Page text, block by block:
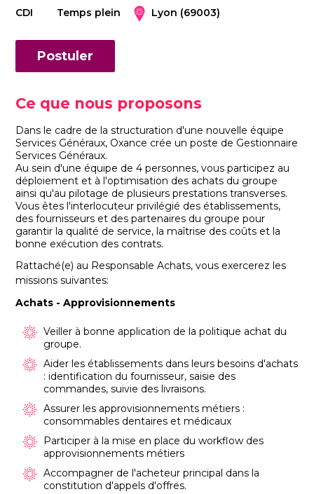
CDI Temps plein Lyon (69003)
Postuler
Ce que nous proposons
Dans le cadre de la structuration d'une nouvelle équipe
Services Généraux, Oxance crée un poste de Gestionnaire
Services Généraux.
Au sein d'une équipe de 4 personnes, vous participez au
déploiement et à l'optimisation des achats du groupe
ainsi qu'au pilotage de plusieurs prestations transverses.
Vous êtes l'interlocuteur privilégié des établissements,
des fournisseurs et des partenaires du groupe pour
garantir la qualité de service, la maîtrise des coûts et la
bonne exécution des contrats.
Rattaché(e) au Responsable Achats, vous exercerez les
missions suivantes:
Achats - Approvisionnements
Veiller à bonne application de la politique achat du
groupe.
Aider les établissements dans leurs besoins d'achats
: identification du fournisseur, saisie des
commandes, suivie des livraisons.
Assurer les approvisionnements métiers :
consommables dentaires et médicaux
Participer à la mise en place du workflow des
approvisionnements métiers
Accompagner de l'acheteur principal dans la
constitution d'appels d'offres.